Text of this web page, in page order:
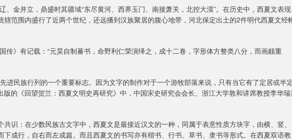
、金并立，鼎盛时其疆域“东尽黄河、西界玉门、南接萧关，北控大漠”。在历史中，西夏文表现
辖范围内盛行了近两个世纪，还远播到汉族聚居的腹心地带，河北保定出土的2件明代西夏文经
传》有记载：“元昊自制蕃书，命野利仁荣演绎之，成十二卷，字形体方整类八分，而画颇重
进民族行列的一个重要标志。因为文字的制作对于一个游牧部落来说，只有当它有了定居或半
版的《回望贺兰：西夏文明史再研究》中，中国宋史研究会会长、浙江大学敦和讲席教授李华
识：在少数民族古文字中，西夏文是最接近汉文的一种，同属于表意性质方块字，由横、竖、
下成行，自右而左成篇。而且西夏文的书写亦有楷书、行书、草书、隶书等形式。在西夏双语教